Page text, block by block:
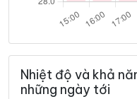
Nhiệt độ và khả
những ngày tới